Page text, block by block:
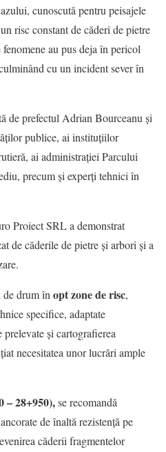
cunoscută pentru peisajele
risc constant de căderi de pietre
au pus deja în pericol
cu un incident sever în
de prefectul Adrian Bourceanu și
publice, ai instituțiilor
ai administrației Parcului
precum și experți tehnici în
Proiect SRL a demonstrat
de căderile de pietre și arbori și a
drum în opt zone de risc,
specifice, adaptate
și cartografierea
necesitatea unor lucrări ample
– 28+950),se recomandă
de înaltă rezistență pe
căderii fragmentelor